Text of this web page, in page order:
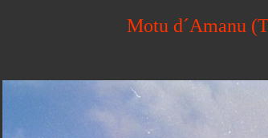
Motu d´Amanu